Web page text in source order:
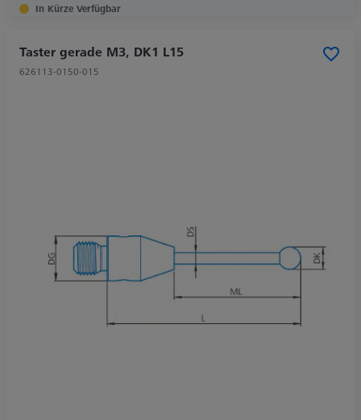
In Kürze Verfügbar
Taster gerade M3, DK1 L15
626113-0150-015